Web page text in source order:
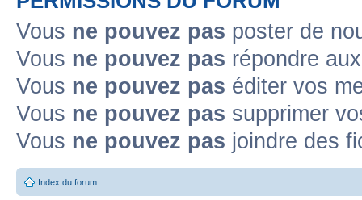
Vous ne pouvez pas poster de
Vous ne pouvez pas répondre
Vous ne pouvez pas éditer vos
Vous ne pouvez pas supprimer
Vous ne pouvez pas joindre des
Index du forum